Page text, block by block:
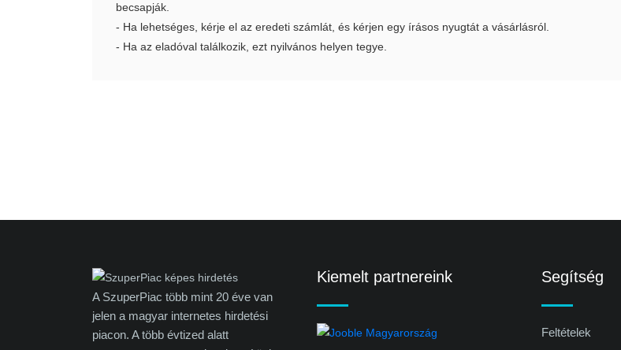
becsapják.
- Ha lehetséges, kérje el az eredeti számlát, és kérjen egy írásos nyugtát a vásárlásról.
- Ha az eladóval találkozik, ezt nyilvános helyen tegye.
A SzuperPiac több mint 20 éve van
jelen a magyar internetes hirdetési
piacon. A több évtized alatt
Kiemelt partnereink Segítség
Feltételek